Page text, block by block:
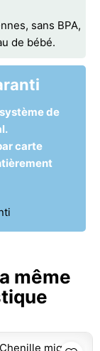
sans BPA,
de bébé.
de
carte
même